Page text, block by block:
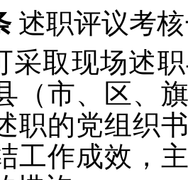
述职评议考
采取现场述
（市、区、
职的党组织
工作成效，